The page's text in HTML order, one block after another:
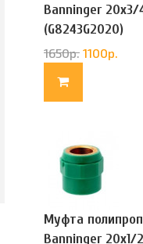
Banninger 20х3/
(G8243G2020)
1650р. 1100р.
Муфта
Banninger 20х1/